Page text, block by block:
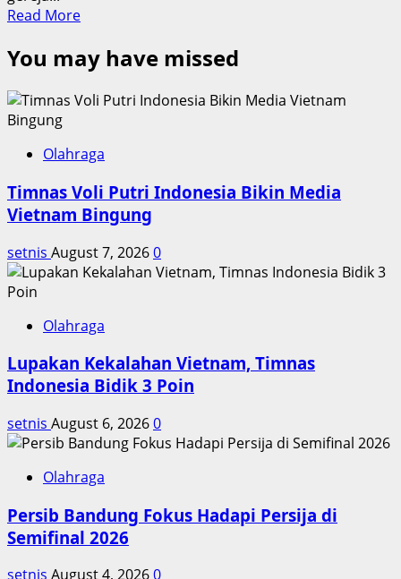
Read MoreRead
about
Prajurit
Yonif
Gereja
Komsos
You may have missed
Olahraga
Timnas Voli Putri Indonesia Bikin Media
Vietnam Bingung
setnis August 7, 20260
Olahraga
Lupakan Kekalahan Vietnam, Timnas
Indonesia Bidik 3 Poin
setnis August 6, 20260
Olahraga
Persib Bandung Fokus Hadapi Persija di
Semifinal 2026
setnis August 4, 20260